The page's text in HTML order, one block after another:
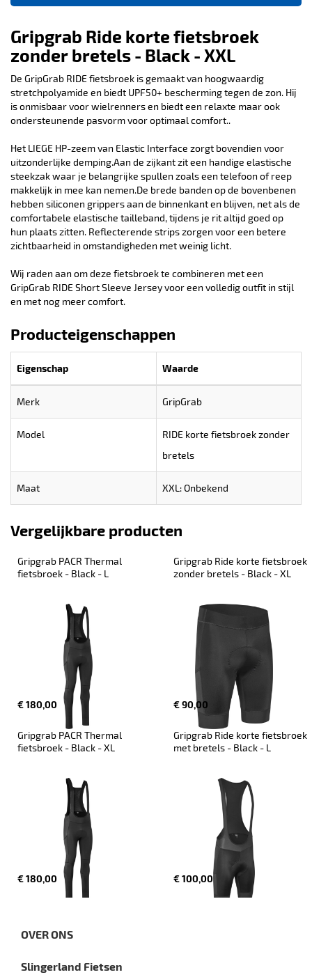
Gripgrab Ride korte fietsbroek
zonder bretels - Black - XXL
De GripGrab RIDE fietsbroek is gemaakt van hoogwaardig
stretchpolyamide en biedt UPF50+ bescherming tegen de zon. Hij
is onmisbaar voor wielrenners en biedt een relaxte maar ook
ondersteunende pasvorm voor optimaal comfort..
Het LIEGE HP-zeem van Elastic Interface zorgt bovendien voor
uitzonderlijke demping.Aan de zijkant zit een handige elastische
steekzak waar je belangrijke spullen zoals een telefoon of reep
makkelijk in mee kan nemen.De brede banden op de bovenbenen
hebben siliconen grippers aan de binnenkant en blijven, net als de
comfortabele elastische tailleband, tijdens je rit altijd goed op
hun plaats zitten. Reflecterende strips zorgen voor een betere
zichtbaarheid in omstandigheden met weinig licht.
Wij raden aan om deze fietsbroek te combineren met een
GripGrab RIDE Short Sleeve Jersey voor een volledig outfit in stijl
en met nog meer comfort.
Producteigenschappen
Eigenschap Waarde
Merk GripGrab
Model
RIDE korte fietsbroek zonder
bretels
Maat XXL: Onbekend
Vergelijkbare producten
Gripgrab PACR Thermal
fietsbroek - Black - L
€ 180,00
Gripgrab Ride korte fietsbroek
zonder bretels - Black - XL
€ 90,00
Gripgrab PACR Thermal
fietsbroek - Black - XL
€ 180,00
Gripgrab Ride korte fietsbroek
met bretels - Black - L
€ 100,00
OVER ONS
Slingerland Fietsen